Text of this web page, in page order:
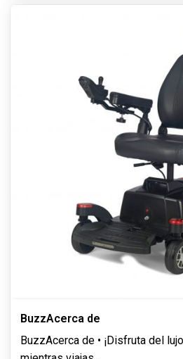
BuzzAcerca de
BuzzAcerca de • ¡Disfruta del